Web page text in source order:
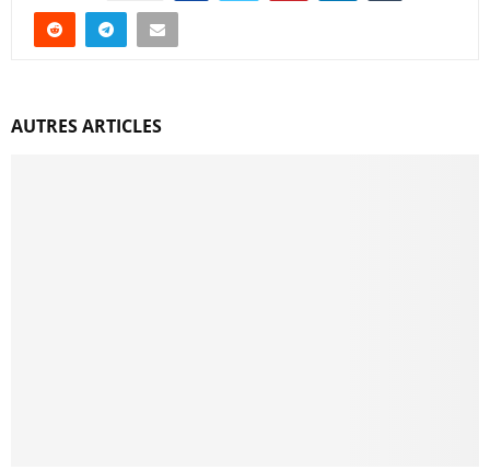
AUTRES ARTICLES